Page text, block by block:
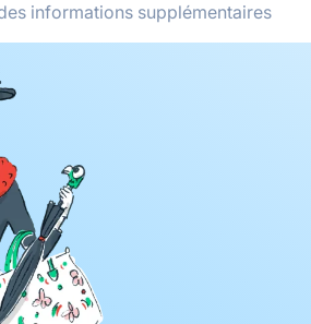
informations supplémentaires